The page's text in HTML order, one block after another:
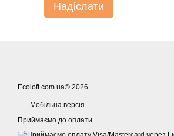
Надіслати
Ecoloft.com.ua© 2026
Мобільна версія
Приймаємо до оплати